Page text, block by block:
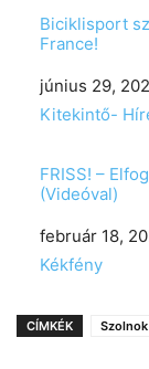
Biciklisport
France!
Date
június 29,
In relation to
Kitekintő-
FRISS! –
(Videóval)
Date
február 18,
In relation to
Kékfény
CÍMKÉK